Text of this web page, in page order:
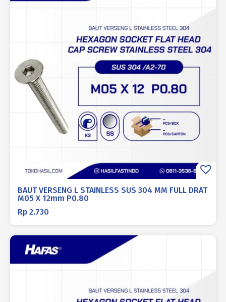
BAUT VERSENG L STAINLESS SUS 304 MM FULL DRAT
M05 X 12mm P0.80
Rp 2.730